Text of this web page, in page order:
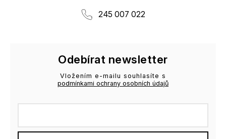
245 007 022
Odebírat newsletter
Vložením e-mailu souhlasíte s
podmínkami ochrany osobních údajů